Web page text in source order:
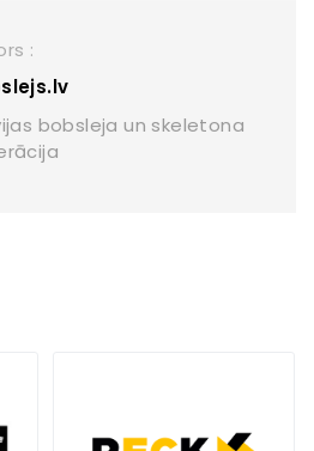
:
bobsleja un skeletona